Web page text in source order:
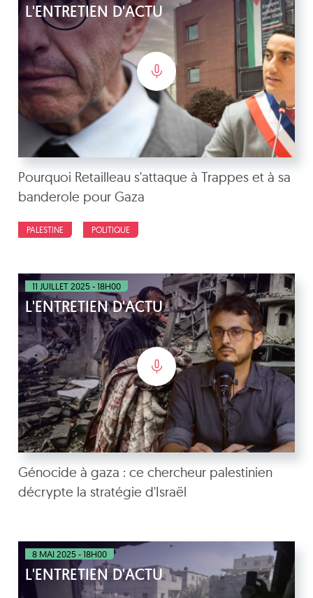
L'ENTRETIEN D'ACTU
Pourquoi Retailleau s'attaque à Trappes et à sa
banderole pour Gaza
PALESTINE POLITIQUE
11 JUILLET 2025 - 18H00
L'ENTRETIEN D'ACTU
Génocide à gaza : ce chercheur palestinien
décrypte la stratégie d'Israël
8 MAI 2025 - 18H00
L'ENTRETIEN D'ACTU